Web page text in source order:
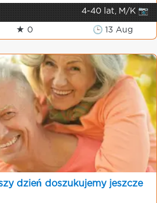
4-40 lat, M/K 📷
★ 0 🕒 13 Aug
dzień doszukujemy jeszcze